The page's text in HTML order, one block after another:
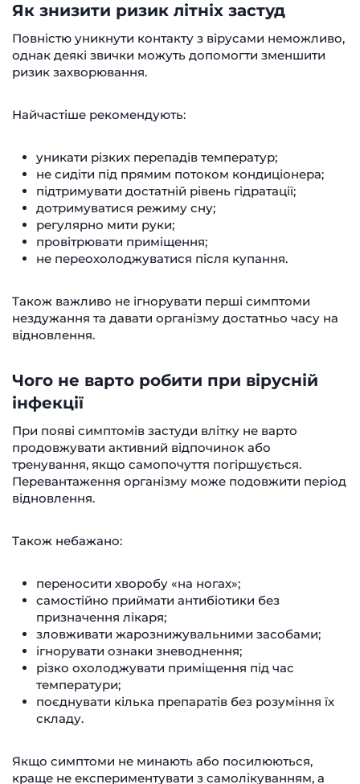
Як знизити ризик літніх застуд
Повністю уникнути контакту з вірусами неможливо,
однак деякі звички можуть допомогти зменшити
ризик захворювання.
Найчастіше рекомендують:
уникати різких перепадів температур;
не сидіти під прямим потоком кондиціонера;
підтримувати достатній рівень гідратації;
дотримуватися режиму сну;
регулярно мити руки;
провітрювати приміщення;
не переохолоджуватися після купання.
Також важливо не ігнорувати перші симптоми
нездужання та давати організму достатньо часу на
відновлення.
Чого не варто робити при вірусній
інфекції
При появі симптомів застуди влітку не варто
продовжувати активний відпочинок або
тренування, якщо самопочуття погіршується.
Перевантаження організму може подовжити період
відновлення.
Також небажано:
переносити хворобу «на ногах»;
самостійно приймати антибіотики без
призначення лікаря;
зловживати жарознижувальними засобами;
ігнорувати ознаки зневоднення;
різко охолоджувати приміщення під час
температури;
поєднувати кілька препаратів без розуміння їх
складу.
Якщо симптоми не минають або посилюються,
краще не експериментувати з самолікуванням, а